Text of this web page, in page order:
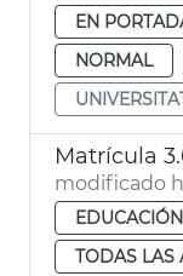
EN
NORMAL
modificado
TODAS LAS